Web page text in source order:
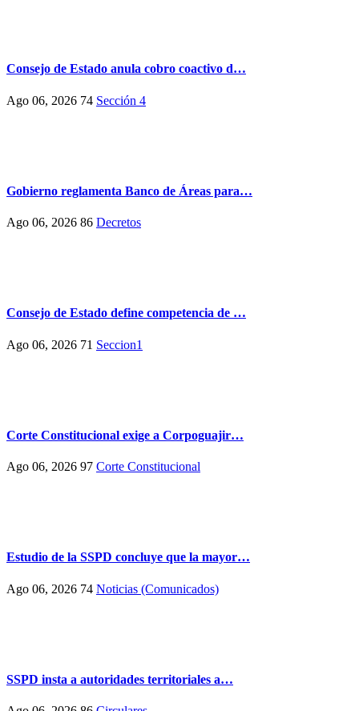
Consejo de Estado anula cobro coactivo d…
Ago 06, 2026 74 Sección 4
Gobierno reglamenta Banco de Áreas para…
Ago 06, 2026 86 Decretos
Consejo de Estado define competencia de …
Ago 06, 2026 71 Seccion1
Corte Constitucional exige a Corpoguajir…
Ago 06, 2026 97 Corte Constitucional
Estudio de la SSPD concluye que la mayor…
Ago 06, 2026 74 Noticias (Comunicados)
SSPD insta a autoridades territoriales a…